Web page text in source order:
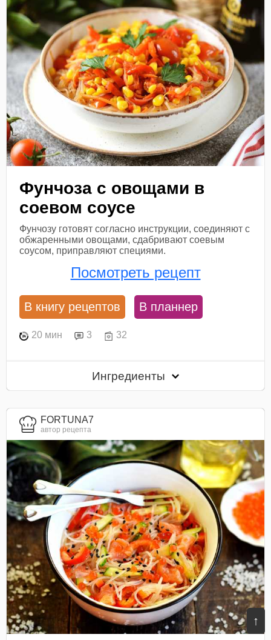
↑
Фунчоза с овощами в
соевом соусе
Фунчозу готовят согласно инструкции, соединяют с
обжаренными овощами, сдабривают соевым
соусом, приправляют специями.
Посмотреть рецепт
В книгу рецептов В планнер
20 мин 3 32
Ингредиенты
FORTUNA7
автор рецепта